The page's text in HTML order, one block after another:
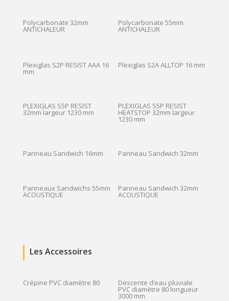
Polycarbonate 32mm
ANTICHALEUR
Polycarbonate 55mm
ANTICHALEUR
Plexiglas S2P RESIST AAA 16
mm
Plexiglas S2A ALLTOP 16 mm
PLEXIGLAS S5P RESIST
32mm largeur 1230 mm
PLEXIGLAS S5P RESIST
HEATSTOP 32mm largeur
1230 mm
Panneau Sandwich 16mm Panneau Sandwich 32mm
Panneaux Sandwichs 55mm
ACOUSTIQUE
Panneau Sandwich 32mm
ACOUSTIQUE
Les Accessoires
Crépine PVC diamètre 80 Descente d’eau pluviale
PVC diamètre 80 longueur
3000 mm